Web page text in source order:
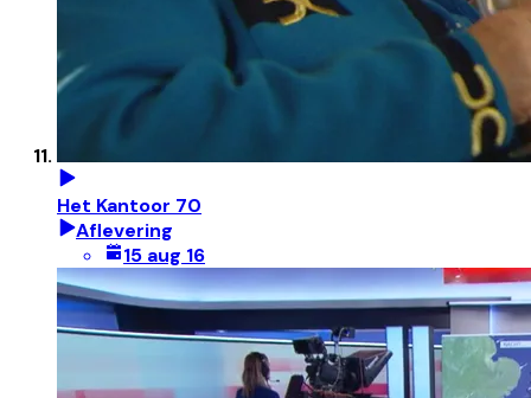
Het Kantoor 70
Aflevering
15 aug 16